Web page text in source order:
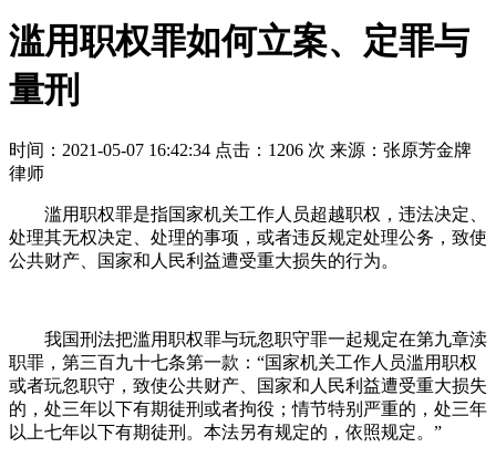
滥用职权罪如何立案、定罪与
量刑
时间：2021-05-07 16:42:34 点击：1206 次 来源：张原芳金牌
律师
滥用职权罪是指国家机关工作人员超越职权，违法决定、
处理其无权决定、处理的事项，或者违反规定处理公务，致使
公共财产、国家和人民利益遭受重大损失的行为。
我国刑法把滥用职权罪与玩忽职守罪一起规定在第九章渎
职罪，第三百九十七条第一款：“国家机关工作人员滥用职权
或者玩忽职守，致使公共财产、国家和人民利益遭受重大损失
的，处三年以下有期徒刑或者拘役；情节特别严重的，处三年
以上七年以下有期徒刑。本法另有规定的，依照规定。”